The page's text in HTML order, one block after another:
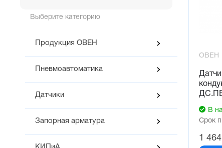
Выберите категорию
Продукция ОВЕН
Пневмоавтоматика
Датчики
Запорная арматура
ОВЕН
В
Срок
1